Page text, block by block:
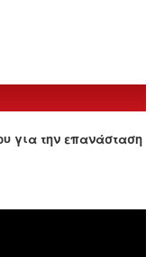
για την επανάσταση